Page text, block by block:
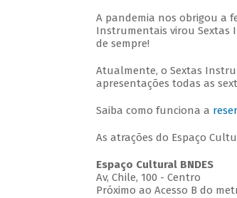
A pandemia nos obrigou a
Instrumentais virou Sextas
de sempre!
Atualmente, o Sextas
apresentações todas as
Saiba como funciona a
As atrações do Espaço
Espaço Cultural BNDES
Av, Chile, 100 - Centro
Próximo ao Acesso B do